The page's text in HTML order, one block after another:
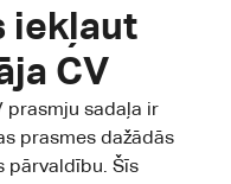
iekļaut
CV
prasmju sadaļa ir
prasmes dažādās
pārvaldību. Šīs